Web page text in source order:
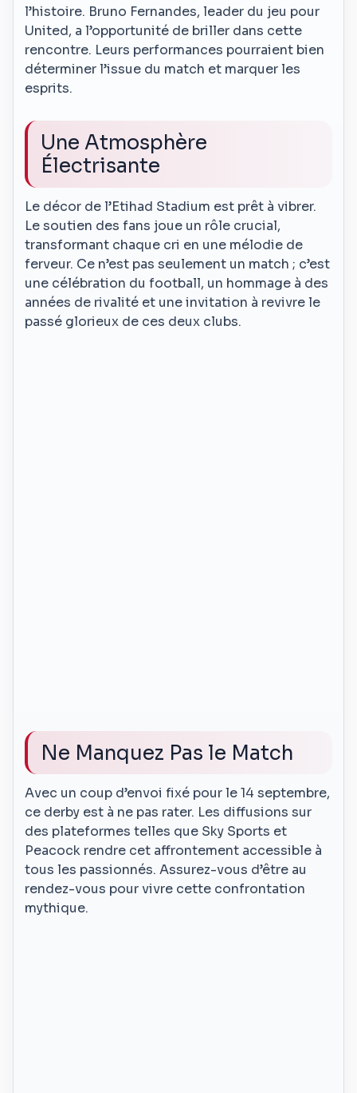
l’histoire. Bruno Fernandes, leader du jeu pour
United, a l’opportunité de briller dans cette
rencontre. Leurs performances pourraient bien
déterminer l’issue du match et marquer les
esprits.
Une Atmosphère
Électrisante
Le décor de l’Etihad Stadium est prêt à vibrer.
Le soutien des fans joue un rôle crucial,
transformant chaque cri en une mélodie de
ferveur. Ce n’est pas seulement un match ; c’est
une célébration du football, un hommage à des
années de rivalité et une invitation à revivre le
passé glorieux de ces deux clubs.
Ne Manquez Pas le Match
Avec un coup d’envoi fixé pour le 14 septembre,
ce derby est à ne pas rater. Les diffusions sur
des plateformes telles que Sky Sports et
Peacock rendre cet affrontement accessible à
tous les passionnés. Assurez-vous d’être au
rendez-vous pour vivre cette confrontation
mythique.